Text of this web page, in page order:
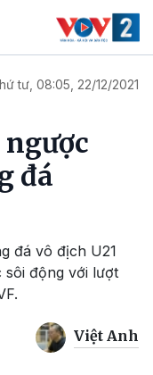
tư, 08:05, 22/12/2021
ngược
đá
đá vô địch U21
sôi động với lượt
Việt Anh